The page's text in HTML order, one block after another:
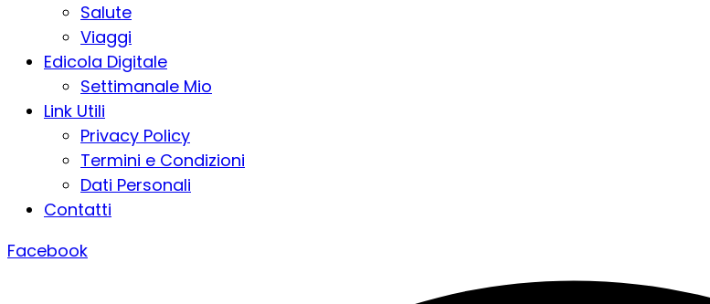
Salute
Viaggi
Edicola Digitale
Settimanale Mio
Link Utili
Privacy Policy
Termini e Condizioni
Dati Personali
Contatti
Facebook